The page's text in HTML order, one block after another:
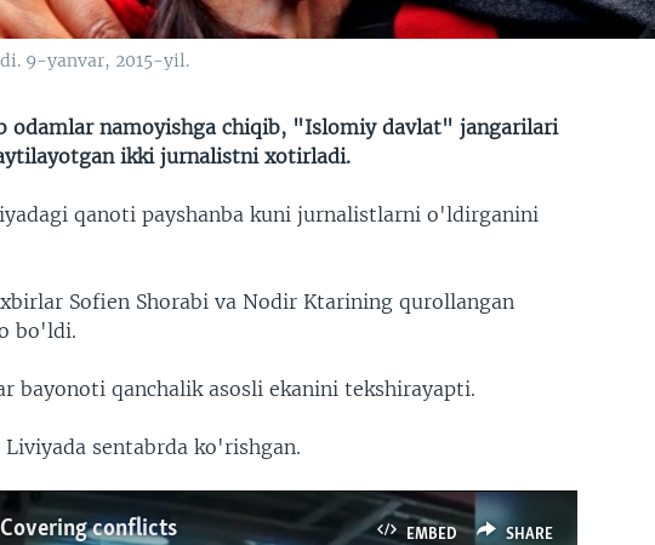
9-yanvar, 2015-yil.
odamlar namoyishga chiqib, "Islomiy davlat" jangarilari
ikki jurnalistni xotirladi.
qanoti payshanba kuni jurnalistlarni o'ldirganini
Sofien Shorabi va Nodir Ktarining qurollangan
bo'ldi.
bayonoti qanchalik asosli ekanini tekshirayapti.
sentabrda ko'rishgan.
EMBED SHARE
conflicts